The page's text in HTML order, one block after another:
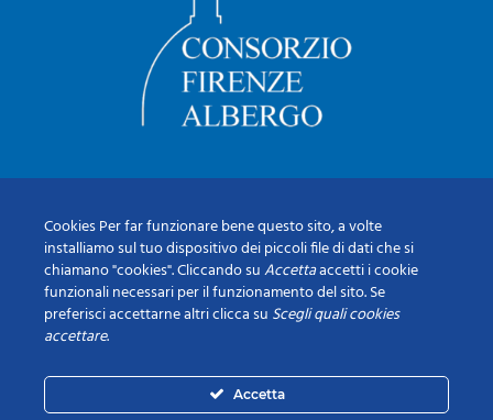
Cookies Per far funzionare bene questo sito, a volte
installiamo sul tuo dispositivo dei piccoli file di dati che si
chiamano "cookies". Cliccando suAccettaaccetti i cookie
funzionali necessari per il funzionamento del sito. Se
preferisci accettarne altri clicca su Scegli quali cookies
accettare.
Accetta